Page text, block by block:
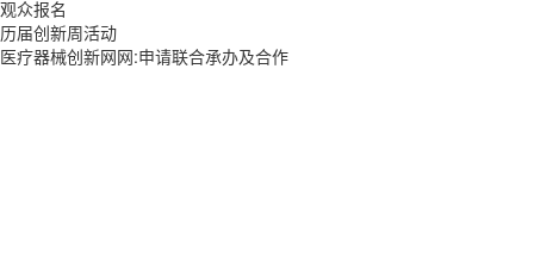
观众报名
历届创新周活动
医疗器械创新网网:申请联合承办及合作